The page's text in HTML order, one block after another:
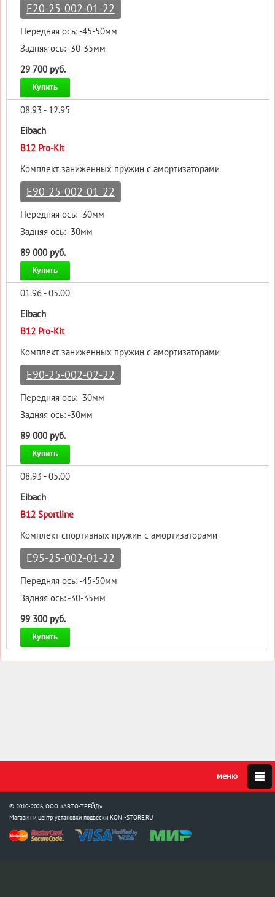
E20-25-002-01-22
Передняя ось: -45-50мм
Задняя ось: -30-35мм
29 700 руб.
Купить
08.93 - 12.95
Eibach
B12 Pro-Kit
Комплект заниженных пружин с амортизаторами
E90-25-002-01-22
Передняя ось: -30мм
Задняя ось: -30мм
89 000 руб.
Купить
01.96 - 05.00
Eibach
B12 Pro-Kit
Комплект заниженных пружин с амортизаторами
E90-25-002-02-22
Передняя ось: -30мм
Задняя ось: -30мм
89 000 руб.
Купить
08.93 - 05.00
Eibach
B12 Sportline
Комплект спортивных пружин с амортизаторами
E95-25-002-01-22
Передняя ось: -45-50мм
Задняя ось: -30-35мм
99 300 руб.
Купить
© 2010-2026, ООО «АВТО-ТРЕЙД»
Магазин и центр установки подвески KONI-STORE.RU